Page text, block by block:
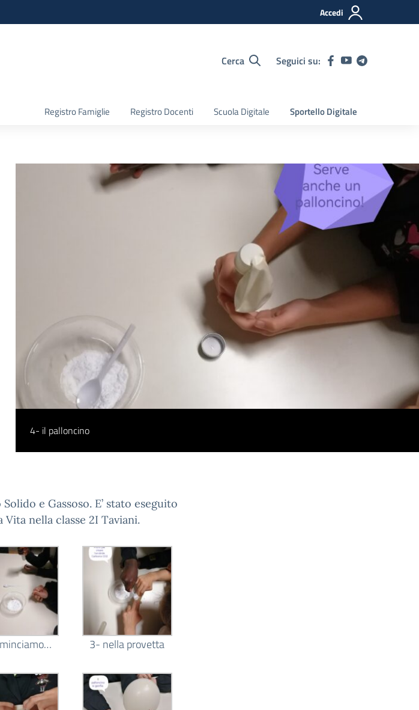
Accedi
Cerca Seguici su:
Registro Famiglie Registro Docenti Scuola Digitale Sportello Digitale
4- il palloncino
e Gassoso. E’ stato eseguito
Vita nella classe 2I Taviani.
3- nella provetta